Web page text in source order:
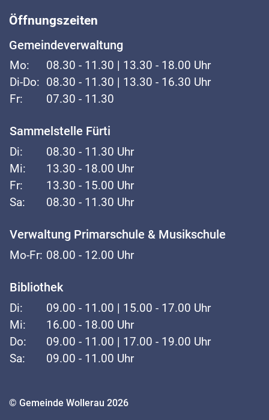
Öffnungszeiten
Gemeindeverwaltung
Mo:
08.30 - 11.30 | 13.30 - 18.00 Uhr
Di-Do: 08.30 - 11.30 | 13.30 - 16.30 Uhr
Fr:
07.30 - 11.30
Sammelstelle Fürti
Di:
08.30 - 11.30 Uhr
Mi:
13.30 - 18.00 Uhr
Fr:
13.30 - 15.00 Uhr
Sa:
08.30 - 11.30 Uhr
Verwaltung Primarschule & Musikschule
Mo-Fr: 08.00 - 12.00 Uhr
Bibliothek
Di:
09.00 - 11.00 | 15.00 - 17.00 Uhr
Mi:
16.00 - 18.00 Uhr
Do:
09.00 - 11.00 | 17.00 - 19.00 Uhr
Sa:
09.00 - 11.00 Uhr
© Gemeinde Wollerau 2026
Toolbar